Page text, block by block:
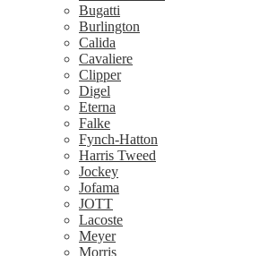
Bugatti
Burlington
Calida
Cavaliere
Clipper
Digel
Eterna
Falke
Fynch-Hatton
Harris Tweed
Jockey
Jofama
JOTT
Lacoste
Meyer
Morris